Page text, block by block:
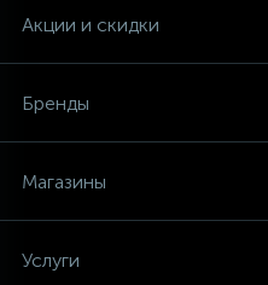
Акции и скидки
Бренды
Магазины
Услуги